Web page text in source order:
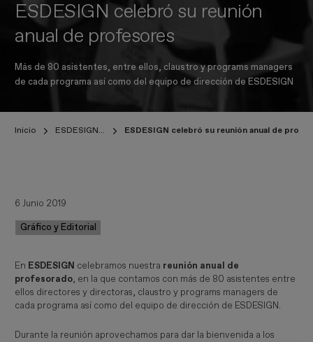
ESDESIGN celebró su reunión
anual de profesores
Más de 80 asistentes, entre ellos, claustro y programs managers
de cada programa así como del equipo de dirección de ESDESIGN
Inicio ESDESIGNERS ESDESIGN celebró su reunión anual de
6 Junio 2019
Gráfico y Editorial
En ESDESIGN celebramos nuestra reunión anual de
profesorado, en la que contamos con más de 80 asistentes entre
ellos directores y directoras, claustro y programs managers de
cada programa así como del equipo de dirección de ESDESIGN.
Durante la reunión aprovechamos para dar la bienvenida a los